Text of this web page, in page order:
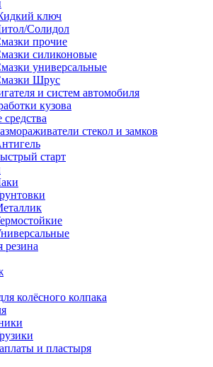
ключ
Солидол
прочие
силиконовые
универсальные
Шрус
и систем автомобиля
кузова
стекол и замков
старт
резина
колёсного колпака
и пластыря